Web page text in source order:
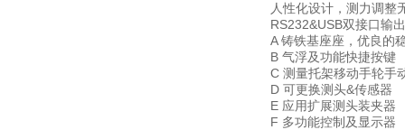
人性化设计，测力调整
RS232&USB双接口输出
A 铸铁基座座，优良的
B 气浮及功能快捷按键
C 测量托架移动手轮手
D 可更换测头&传感器
E 应用扩展测头装夹器
F 多功能控制及显示器